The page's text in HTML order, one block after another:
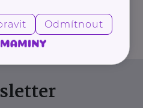
Odmítnout